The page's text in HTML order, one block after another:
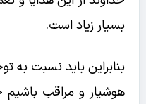
بسیار زیاد است.
بنابراین باید نسبت به
هوشیار و مراقب